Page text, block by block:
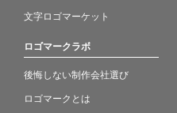
文字ロゴマーケット
ロゴマークラボ
後悔しない制作会社選び
ロゴマークとは